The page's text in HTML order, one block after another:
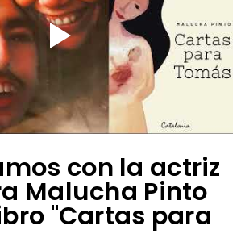
con la actriz
Malucha Pinto
"Cartas para